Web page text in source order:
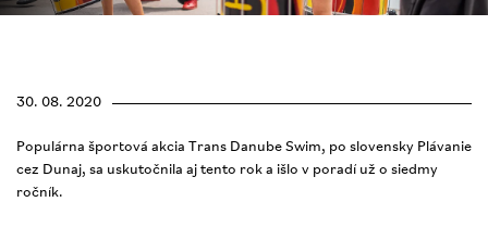
30. 08. 2020
Populárna športová akcia Trans Danube Swim, po slovensky Plávanie
cez Dunaj, sa uskutočnila aj tento rok a išlo v poradí už o siedmy
ročník.